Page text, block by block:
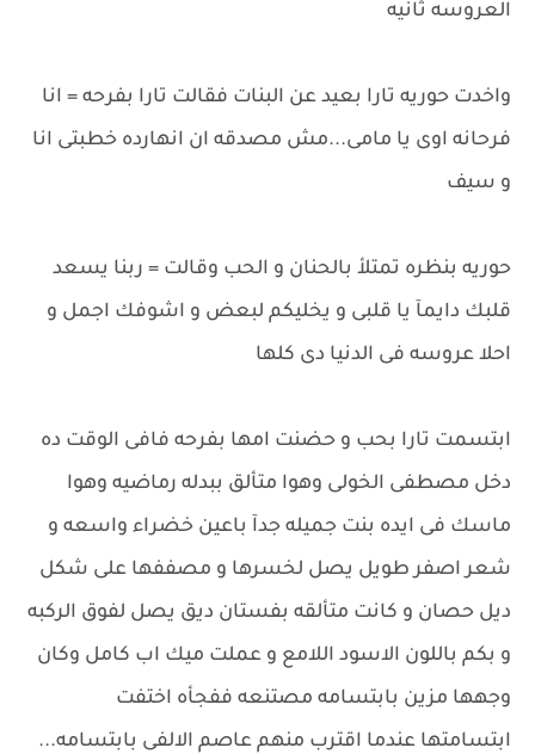
العروسه ثانيه
واخدت حوريه تارا بعيد عن البنات فقالت تارا بفرحه = انا
فرحانه اوى يا مامى...مش مصدقه ان انهارده خطبتى انا
و سيف
حوريه بنظره تمتلأ بالحنان و الحب وقالت = ربنا يسعد
قلبك دايمآ يا قلبى و يخليكم لبعض و اشوفك اجمل و
احلا عروسه فى الدنيا دى كلها
ابتسمت تارا بحب و حضنت امها بفرحه فافى الوقت ده
دخل مصطفى الخولى وهوا متألق ببدله رماضيه وهوا
ماسك فى ايده بنت جميله جدآ باعين خضراء واسعه و
شعر اصفر طويل يصل لخسرها و مصففها على شكل
ديل حصان و كانت متألقه بفستان ديق يصل لفوق الركبه
و بكم باللون الاسود اللامع و عملت ميك اب كامل وكان
وجهها مزين بابتسامه مصتنعه ففجأه اختفت
ابتسامتها عندما اقترب منهم عاصم الالفى بابتسامه...